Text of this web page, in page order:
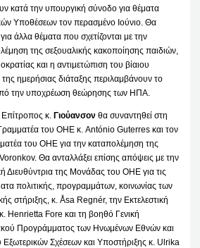
κατά την υπουργική σύνοδο για θέματα
Υποθέσεων τον περασμένο Ιούνιο. Θα
άλλα θέματα που σχετίζονται με την
της σεξουαλικής κακοποίησης παιδιών,
και η αντιμετώπιση του βίαιου
ημερήσιας διάταξης περιλαμβάνουν το
την υποχρέωση θεώρησης των ΗΠΑ.
κ. Γιούανσονθα συναντηθεί στη
του ΟΗΕ κ. António Guterres και τον
του ΟΗΕ για την καταπολέμηση της
Θα ανταλλάξει επίσης απόψεις με την
Διευθύντρια της Μονάδας του ΟΗΕ για τις
πολιτικής, προγραμμάτων, κοινωνίας των
στήριξης, κ. Åsa Regnér, την Εκτελεστική
Henrietta Fore και τη βοηθό Γενική
Προγράμματος των Ηνωμένων Εθνών και
Εξωτερικών Σχέσεων και Υποστήριξης κ. Ulrika